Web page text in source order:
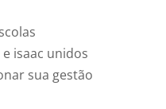
isaac unidos
sua gestão